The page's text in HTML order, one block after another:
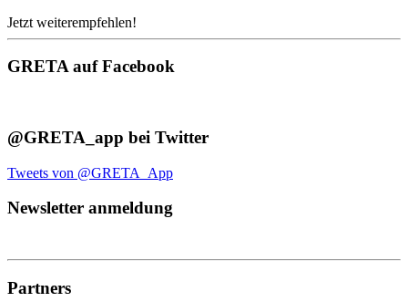
Jetzt weiterempfehlen!
GRETA auf Facebook
@GRETA_app bei Twitter
Tweets von @GRETA_App
Newsletter anmeldung
Partners